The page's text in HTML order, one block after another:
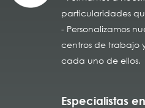
particularidades
- Personalizamos
centros de trabajo
cada uno de ellos.
Especialistas